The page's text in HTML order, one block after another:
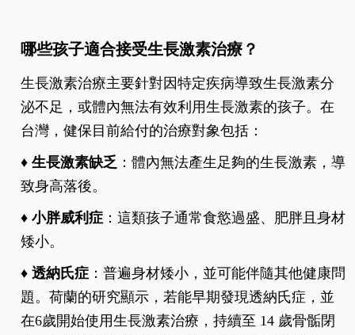
哪些孩子適合接受生長激素治療？
生長激素治療主要針對因特定疾病導致生長激素分
泌不足，或體內無法有效利用生長激素的孩子。在
台灣，健保目前給付的治療對象包括：
♦ 生長激素缺乏 ：體內無法產生足夠的生長激素，導
致身高落後。
♦ 小胖威利症 ：這類孩子通常食慾過盛、肥胖且身材
矮小。
♦ 透納氏症 ：普遍身材矮小，並可能伴隨其他健康問
題。荷蘭的研究顯示，若能早期發現透納氏症，並
在6歲開始使用生長激素治療，持續至 14 歲骨骺閉